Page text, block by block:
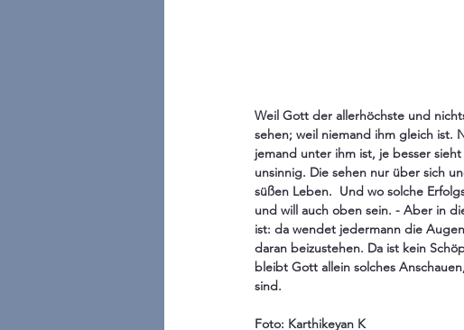
Weil Gott der allerhöchste und
sehen; weil niemand ihm gleich ist.
jemand unter ihm ist, je besser
unsinnig. Die sehen nur über sich
süßen Leben.  Und wo solche
und will auch oben sein. - Aber in
ist: da wendet jedermann die
daran beizustehen. Da ist kein
bleibt Gott allein solches
sind.
Foto: Karthikeyan K